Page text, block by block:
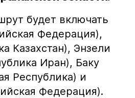
будет включать
Федерация),
Казахстан), Энзели
Иран), Баку
Республика) и
Федерация).